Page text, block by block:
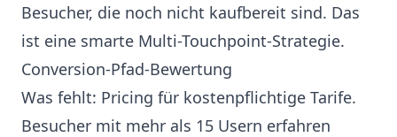
Besucher, die noch nicht kaufbereit sind. Das
ist eine smarte Multi-Touchpoint-Strategie.
Conversion-Pfad-Bewertung
Was fehlt: Pricing für kostenpflichtige Tarife.
Besucher mit mehr als 15 Usern erfahren